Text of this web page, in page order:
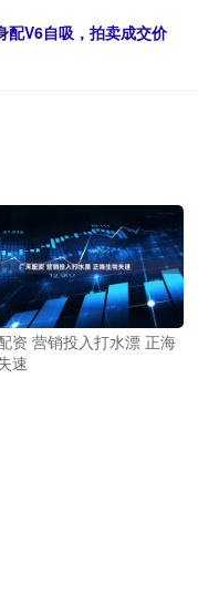
配V6自吸，拍卖成交价
资 营销投入打水漂 正海
速